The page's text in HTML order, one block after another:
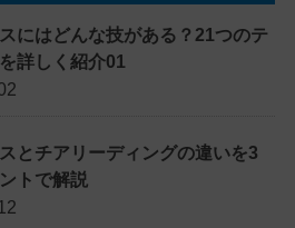
にはどんな技がある？21つのテ
詳しく紹介01
とチアリーディングの違いを3
トで解説